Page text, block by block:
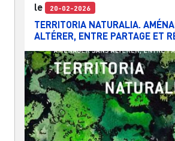
le 20-02-2026
TERRITORIA NATURALIA.
ALTÉRER, ENTRE PARTAGE ET